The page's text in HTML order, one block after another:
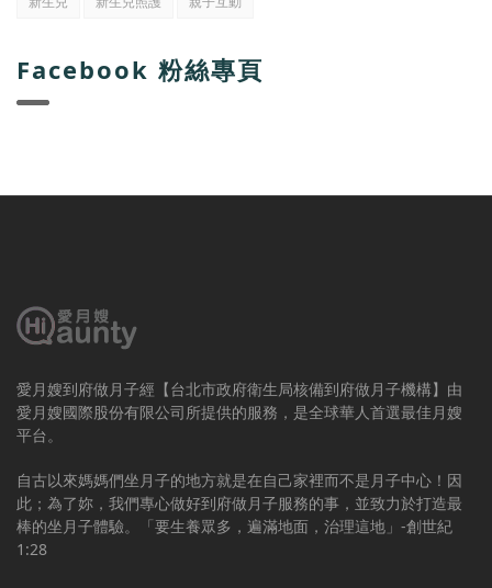
Facebook 粉絲專頁
愛月嫂到府做月子經【台北市政府衛生局核備到府做月子機構】由
愛月嫂國際股份有限公司所提供的服務，是全球華人首選最佳月嫂
平台。
自古以來媽媽們坐月子的地方就是在自己家裡而不是月子中心！因
此；為了妳，我們專心做好到府做月子服務的事，並致力於打造最
棒的坐月子體驗。「要生養眾多，遍滿地面，治理這地」-創世紀
1:28